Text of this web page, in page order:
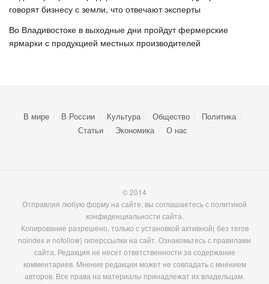
говорят бизнесу с земли, что отвечают эксперты
Во Владивостоке в выходные дни пройдут фермерские
ярмарки с продукцией местных производителей
В мире В России Культура Общество
Политика
Статьи
Экономика О нас
© 2014
Отправляя любую форму на сайте, вы соглашаетесь с политикой
конфиденциальности сайта.
Копирование разрешено, только с установкой активной( без тегов
noindex и nofollow) гиперссылки на сайт. Ознакомьтесь с правилами
сайта. Редакция не несет ответственности за содержание
комментариев. Мнение редакции может не совпадать с мнением
авторов. Все права на материалы принадлежат их владельцам.